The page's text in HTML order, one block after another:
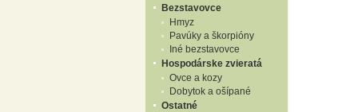
Bezstavovce
Hmyz
Pavúky a škorpióny
Iné bezstavovce
Hospodárske zvieratá
Ovce a kozy
Dobytok a ošípané
Ostatné